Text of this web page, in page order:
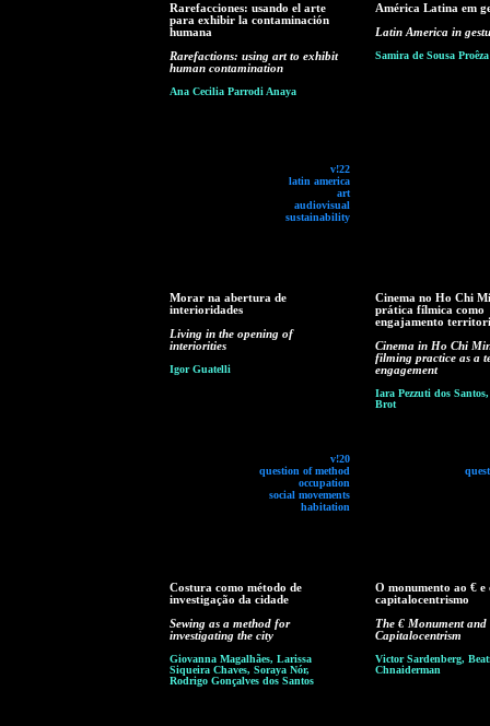
Rarefacciones: usando el arte
para exhibir la contaminación
humana
Rarefactions: using art to exhibit
human contamination
Ana Cecilia Parrodi Anaya
v!22
latin america
art
audiovisual
sustainability
América Latina em
Latin America in
Samira de Sousa Proêza
Morar na abertura de
interioridades
Living in the opening of
interiorities
Igor Guatelli
v!20
question of method
occupation
social movements
habitation
Cinema no Ho Chi
prática fílmica como
engajamento
Cinema in Ho Chi
filming practice as a
engagement
Iara Pezzuti dos
Brot
Costura como método de
investigação da cidade
Sewing as a method for
investigating the city
Giovanna Magalhães, Larissa
Siqueira Chaves, Soraya Nór,
Rodrigo Gonçalves dos Santos
O monumento ao € e
capitalocentrismo
The € Monument and
Capitalocentrism
Victor Sardenberg,
Chnaiderman